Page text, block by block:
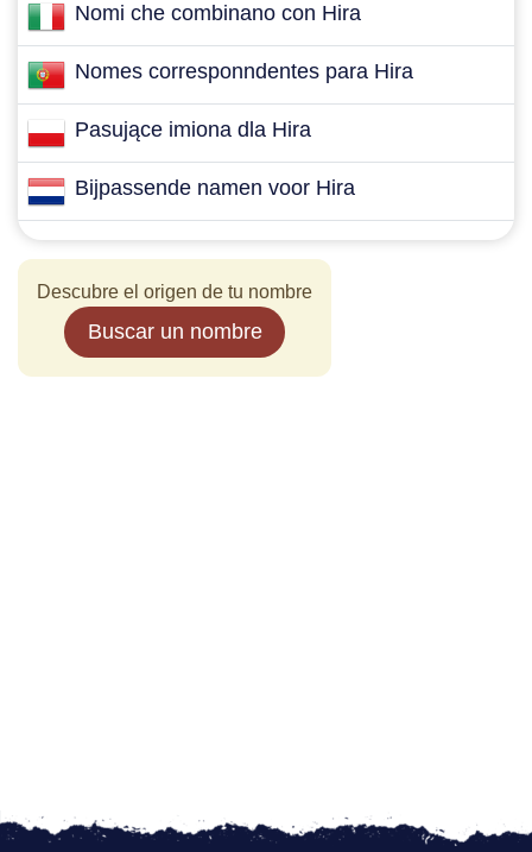
Nomi che combinano con Hira
Nomes corresponndentes para Hira
Pasujące imiona dla Hira
Bijpassende namen voor Hira
Descubre el origen de tu nombre
Buscar un nombre